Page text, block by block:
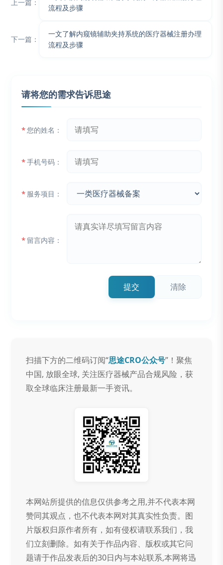
上一篇：
流程及步骤
下一篇：
一文了解内窥镜辅助夹持系统的医疗器械注册办理
流程及步骤
请将您的需求告诉思途
*您的姓名：
*手机号码：
* 服务项目：
* 留言内容：
提交 清除
扫描下方的二维码订阅“思途CRO公众号”！聚焦
中国, 放眼全球, 关注医疗器械产品合规风险，获
取全球临床注册最新一手资讯。
本网站所提供的信息仅供参考之用,并不代表本网
赞同其观点，也不代表本网对其真实性负责。图
片版权归原作者所有，如有侵权请联系我们，我
们立刻删除。如有关于作品内容、版权或其它问
题请于作品发表后的30日内与本站联系,本网将迅